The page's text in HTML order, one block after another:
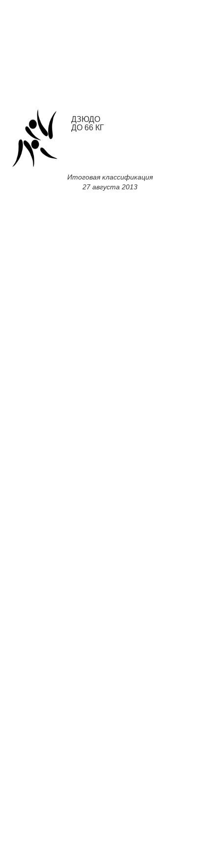
ДЗЮДО
ДО 66 КГ
Итоговая классификация
27 августа 2013